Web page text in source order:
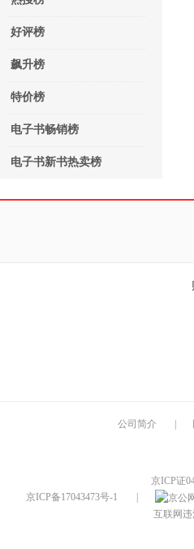
好评榜
飙升榜
特价榜
电子书畅销榜
电子书新书热卖榜
公司简介
京ICP证
京ICP备17043473号-1
互联网违